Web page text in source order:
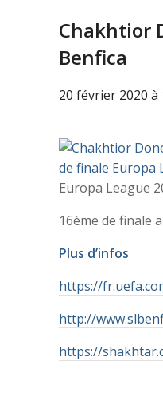
Chakhtior
Benfica
20 février 2020 à
Europa League
16ème de finale
Plus d’infos
https://
http://
https://